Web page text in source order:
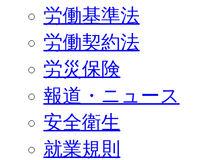
労働基準法
労働契約法
労災保険
報道・ニュース
安全衛生
就業規則